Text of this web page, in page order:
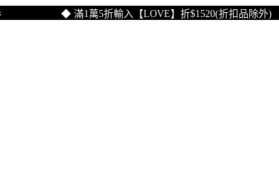
◆ 滿1萬5折輸入【LOVE】折$1520(折扣品除外)